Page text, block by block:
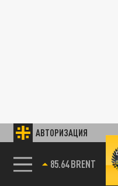
АВТОРИЗАЦИЯ
85.64 BRENT